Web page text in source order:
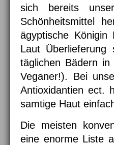
sich bereits
Schönheitsmittel
ägyptische
Laut
täglichen Bädern
Veganer!). Bei
Antioxidantien ect.
samtige Haut
Die meisten
eine enorme Liste